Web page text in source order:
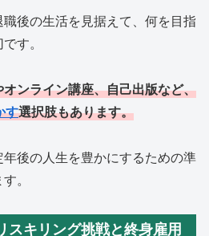
後の生活を見据えて、何を目指
す。
ンライン講座、自己出版など、
す選択肢もあります。
後の人生を豊かにするための準
。
スキリング挑戦と終身雇用